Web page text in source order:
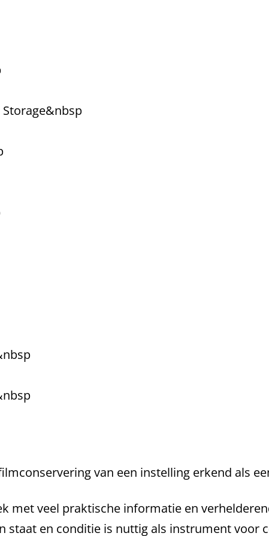
van een instelling erkend als
met veel praktische informatie en
staat en conditie is nuttig als instrument voor